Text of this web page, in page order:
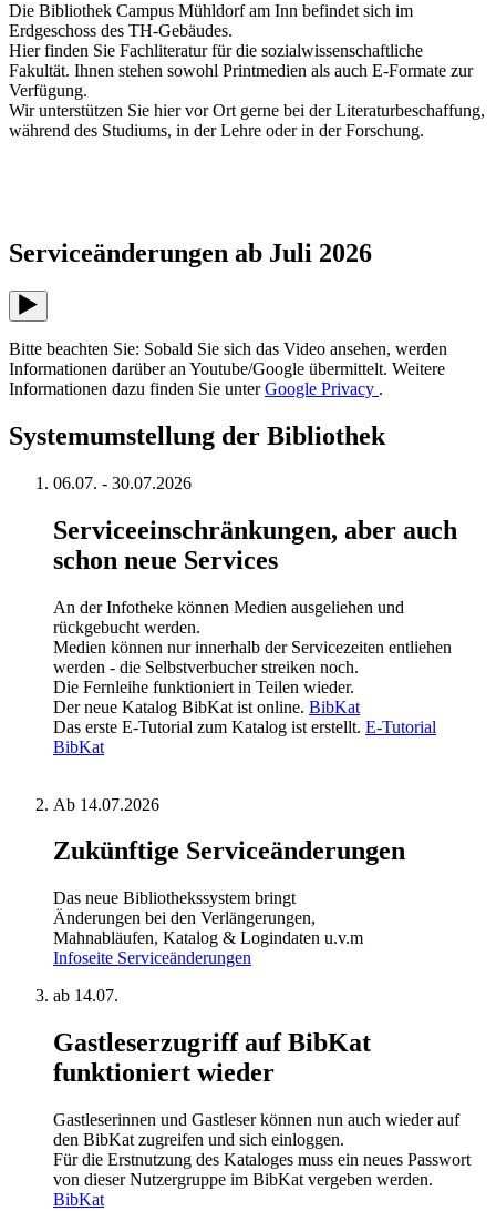
Die Bibliothek Campus Mühldorf am Inn befindet sich im
Erdgeschoss des TH-Gebäudes.
Hier finden Sie Fachliteratur für die sozialwissenschaftliche
Fakultät. Ihnen stehen sowohl Printmedien als auch E-Formate zur
Verfügung.
Wir unterstützen Sie hier vor Ort gerne bei der Literaturbeschaffung,
während des Studiums, in der Lehre oder in der Forschung.
Serviceänderungen ab Juli 2026
Bitte beachten Sie: Sobald Sie sich das Video ansehen, werden
Informationen darüber an Youtube/Google übermittelt. Weitere
Informationen dazu finden Sie unterGoogle Privacy .
Systemumstellung der Bibliothek
06.07. - 30.07.2026
Serviceeinschränkungen, aber auch
schon neue Services
An der Infotheke können Medien ausgeliehen und
rückgebucht werden.
Medien können nur innerhalb der Servicezeiten entliehen
werden - die Selbstverbucher streiken noch.
Die Fernleihe funktioniert in Teilen wieder.
Der neue Katalog BibKat ist online. BibKat
Das erste E-Tutorial zum Katalog ist erstellt. E-Tutorial
BibKat
Ab 14.07.2026
Zukünftige Serviceänderungen
Das neue Bibliothekssystem bringt
Änderungen bei den Verlängerungen,
Mahnabläufen, Katalog & Logindaten u.v.m
Infoseite Serviceänderungen
ab 14.07.
Gastleserzugriff auf BibKat
funktioniert wieder
Gastleserinnen und Gastleser können nun auch wieder auf
den BibKat zugreifen und sich einloggen.
Für die Erstnutzung des Kataloges muss ein neues Passwort
von dieser Nutzergruppe im BibKat vergeben werden.
BibKat